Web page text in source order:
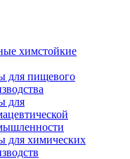
химстойкие
для пищевого
для
для химических